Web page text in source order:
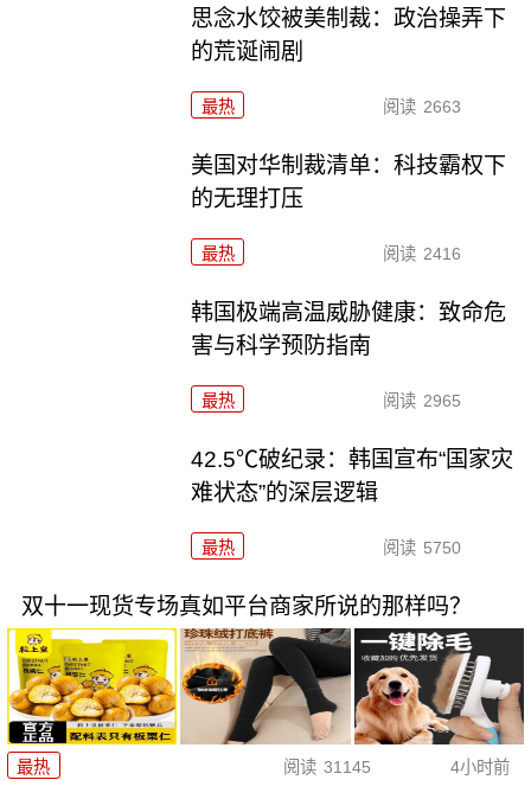
思念水饺被美制裁：政治操弄下
的荒诞闹剧
最热 阅读 2663
美国对华制裁清单：科技霸权下
的无理打压
最热 阅读 2416
韩国极端高温威胁健康：致命危
害与科学预防指南
最热 阅读 2965
42.5℃破纪录：韩国宣布“国家灾
难状态”的深层逻辑
最热 阅读 5750
双十一现货专场真如平台商家所说的那样吗？
最热 阅读 31145 4小时前